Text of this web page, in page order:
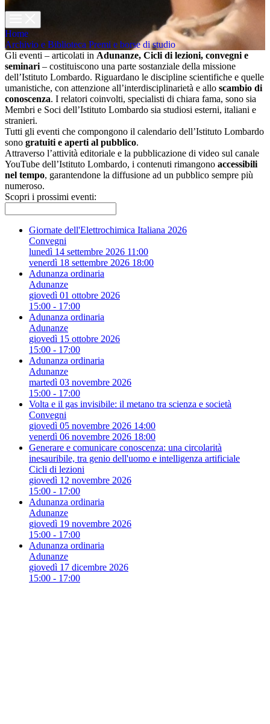
Home
Archivio e Biblioteca Premi e borse di studio
Gli eventi – articolati in Adunanze, Cicli di lezioni, convegni e
seminari – costituiscono una parte sostanziale della missione
dell’Istituto Lombardo. Riguardano le discipline scientifiche e quelle
umanistiche, con attenzione all’interdisciplinarietà e allo scambio di
conoscenza. I relatori coinvolti, specialisti di chiara fama, sono sia
Membri e Soci dell’Istituto Lombardo sia studiosi esterni, italiani e
stranieri.
Tutti gli eventi che compongono il calendario dell’Istituto Lombardo
sono gratuiti e aperti al pubblico.
Attraverso l’attività editoriale e la pubblicazione di video sul canale
YouTube dell’Istituto Lombardo, i contenuti rimangono accessibili
nel tempo, garantendone la diffusione ad un pubblico sempre più
numeroso.
Scopri i prossimi eventi:
Giornate dell'Elettrochimica Italiana 2026
Convegni
lunedì 14 settembre 2026 11:00
venerdì 18 settembre 2026 18:00
Adunanza ordinaria
Adunanze
giovedì 01 ottobre 2026
15:00 - 17:00
Adunanza ordinaria
Adunanze
giovedì 15 ottobre 2026
15:00 - 17:00
Adunanza ordinaria
Adunanze
martedì 03 novembre 2026
15:00 - 17:00
Volta e il gas invisibile: il metano tra scienza e società
Convegni
giovedì 05 novembre 2026 14:00
venerdì 06 novembre 2026 18:00
Generare e comunicare conoscenza: una circolarità
inesauribile, tra genio dell'uomo e intelligenza artificiale
Cicli di lezioni
giovedì 12 novembre 2026
15:00 - 17:00
Adunanza ordinaria
Adunanze
giovedì 19 novembre 2026
15:00 - 17:00
Adunanza ordinaria
Adunanze
giovedì 17 dicembre 2026
15:00 - 17:00